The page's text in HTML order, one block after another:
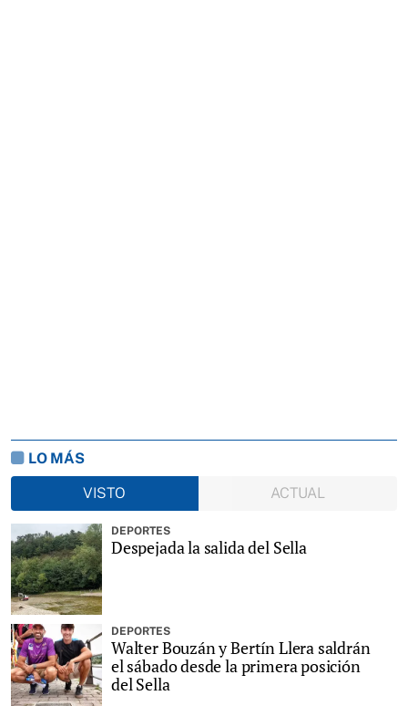
LO MÁS
VISTO
ACTUAL
DEPORTES
Despejada la salida del Sella
DEPORTES
Walter Bouzán y Bertín Llera saldrán
el sábado desde la primera posición
del Sella